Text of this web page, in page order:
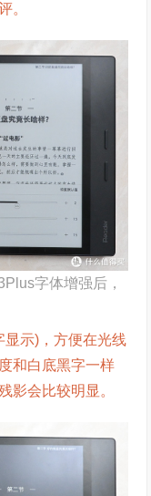
。
字体增强后，
显示)，方便在光线
和白底黑字一样
影会比较明显。